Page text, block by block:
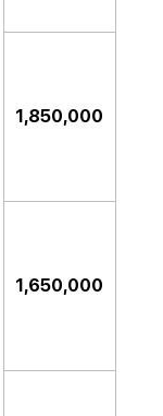
1,850,000
1,650,000